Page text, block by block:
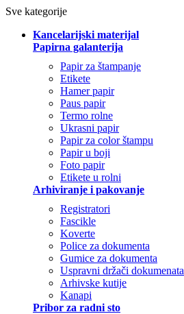
Sve kategorije
Kancelarijski materijal
Papirna galanterija
Papir za štampanje
Etikete
Hamer papir
Paus papir
Termo rolne
Ukrasni papir
Papir za color štampu
Papir u boji
Foto papir
Etikete u rolni
Arhiviranje i pakovanje
Registratori
Fascikle
Koverte
Police za dokumenta
Gumice za dokumenta
Uspravni držači dokumenata
Arhivske kutije
Kanapi
Pribor za radni sto